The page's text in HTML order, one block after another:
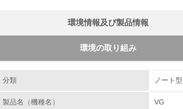
環境情報及び製品情報
環境の取り組み
1.環境取り組み体制
長期使用のための修理体制について
断付翌営業日出張修理サービス）」を採用
分類 ノート型
製品名（機種名） VG